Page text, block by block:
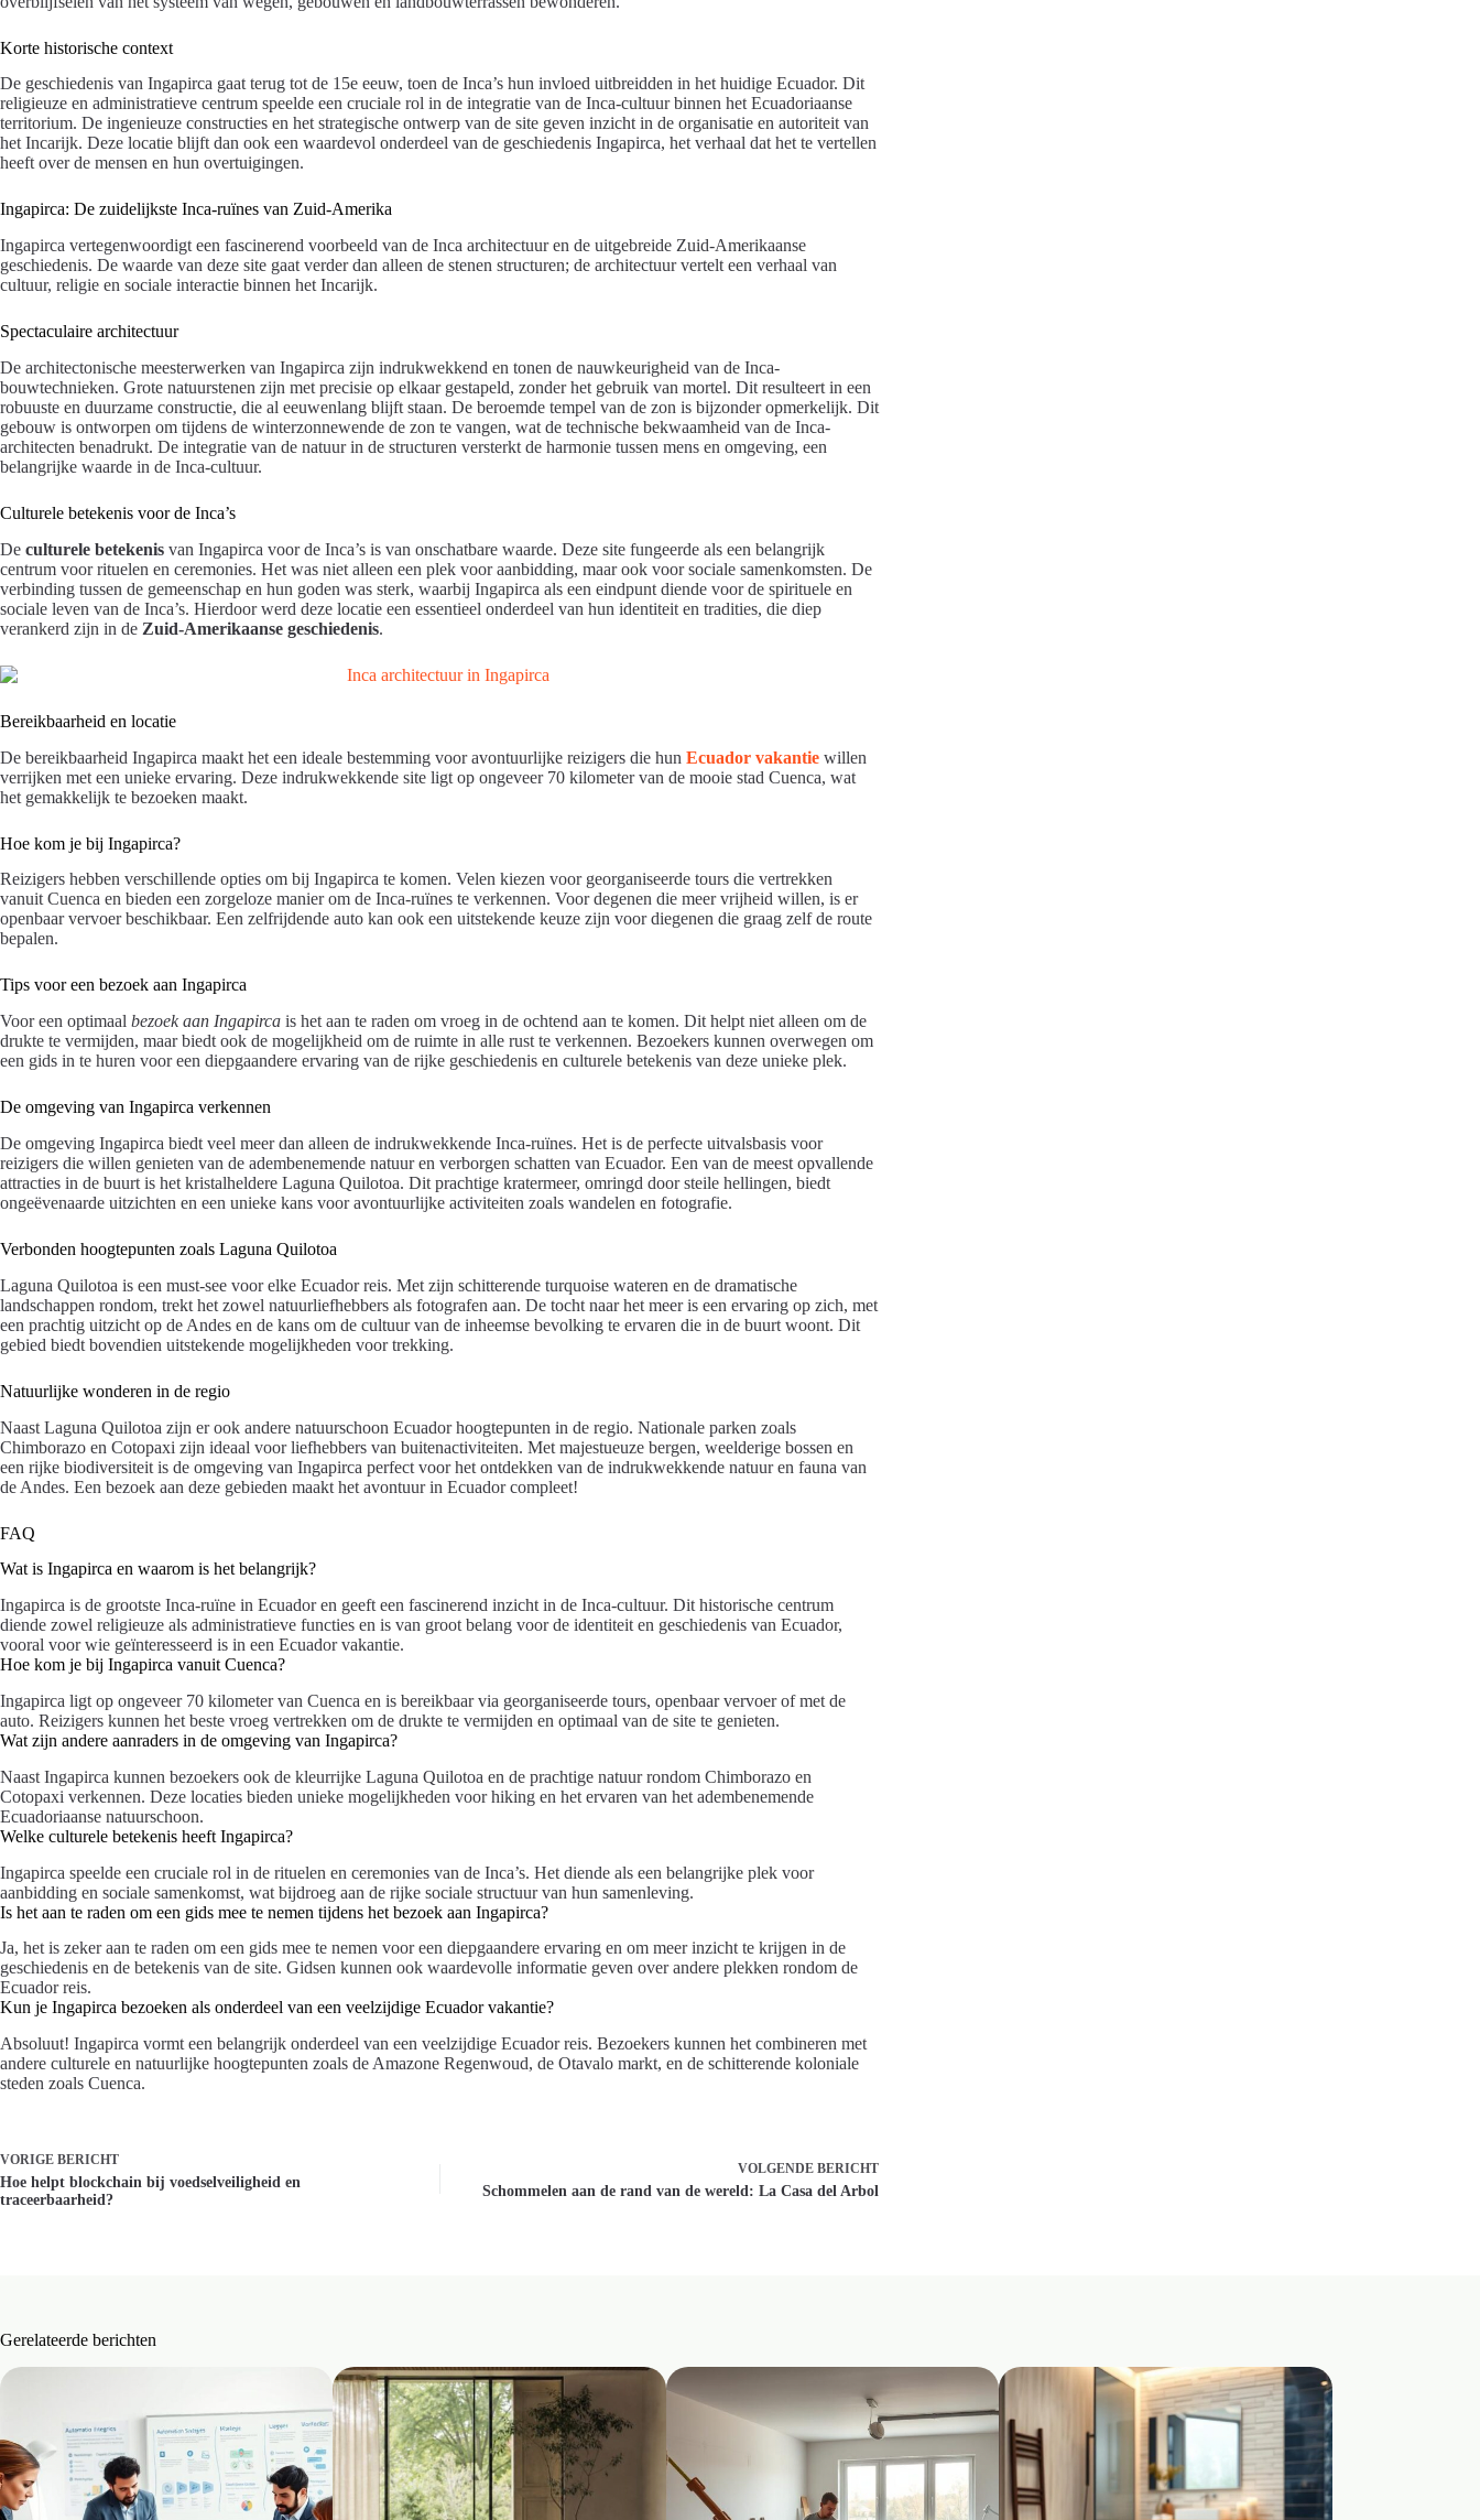
Korte historische context
De geschiedenis van Ingapirca gaat terug tot de 15e eeuw, toen de Inca’s hun invloed uitbreidden in het huidige Ecuador. Dit
religieuze en administratieve centrum speelde een cruciale rol in de integratie van de Inca-cultuur binnen het Ecuadoriaanse
territorium. De ingenieuze constructies en het strategische ontwerp van de site geven inzicht in de organisatie en autoriteit van
het Incarijk. Deze locatie blijft dan ook een waardevol onderdeel van de geschiedenis Ingapirca, het verhaal dat het te vertellen
heeft over de mensen en hun overtuigingen.
Ingapirca: De zuidelijkste Inca-ruïnes van Zuid-Amerika
Ingapirca vertegenwoordigt een fascinerend voorbeeld van de Inca architectuur en de uitgebreide Zuid-Amerikaanse
geschiedenis. De waarde van deze site gaat verder dan alleen de stenen structuren; de architectuur vertelt een verhaal van
cultuur, religie en sociale interactie binnen het Incarijk.
Spectaculaire architectuur
De architectonische meesterwerken van Ingapirca zijn indrukwekkend en tonen de nauwkeurigheid van de Inca-
bouwtechnieken. Grote natuurstenen zijn met precisie op elkaar gestapeld, zonder het gebruik van mortel. Dit resulteert in een
robuuste en duurzame constructie, die al eeuwenlang blijft staan. De beroemde tempel van de zon is bijzonder opmerkelijk. Dit
gebouw is ontworpen om tijdens de winterzonnewende de zon te vangen, wat de technische bekwaamheid van de Inca-
architecten benadrukt. De integratie van de natuur in de structuren versterkt de harmonie tussen mens en omgeving, een
belangrijke waarde in de Inca-cultuur.
Culturele betekenis voor de Inca’s
De culturele betekenis van Ingapirca voor de Inca’s is van onschatbare waarde. Deze site fungeerde als een belangrijk
centrum voor rituelen en ceremonies. Het was niet alleen een plek voor aanbidding, maar ook voor sociale samenkomsten. De
verbinding tussen de gemeenschap en hun goden was sterk, waarbij Ingapirca als een eindpunt diende voor de spirituele en
sociale leven van de Inca’s. Hierdoor werd deze locatie een essentieel onderdeel van hun identiteit en tradities, die diep
verankerd zijn in de Zuid-Amerikaanse geschiedenis.
Bereikbaarheid en locatie
De bereikbaarheid Ingapirca maakt het een ideale bestemming voor avontuurlijke reizigers die hun Ecuador vakantie willen
verrijken met een unieke ervaring. Deze indrukwekkende site ligt op ongeveer 70 kilometer van de mooie stad Cuenca, wat
het gemakkelijk te bezoeken maakt.
Hoe kom je bij Ingapirca?
Reizigers hebben verschillende opties om bij Ingapirca te komen. Velen kiezen voor georganiseerde tours die vertrekken
vanuit Cuenca en bieden een zorgeloze manier om de Inca-ruïnes te verkennen. Voor degenen die meer vrijheid willen, is er
openbaar vervoer beschikbaar. Een zelfrijdende auto kan ook een uitstekende keuze zijn voor diegenen die graag zelf de route
bepalen.
Tips voor een bezoek aan Ingapirca
Voor een optimaal bezoek aan Ingapirca is het aan te raden om vroeg in de ochtend aan te komen. Dit helpt niet alleen om de
drukte te vermijden, maar biedt ook de mogelijkheid om de ruimte in alle rust te verkennen. Bezoekers kunnen overwegen om
een gids in te huren voor een diepgaandere ervaring van de rijke geschiedenis en culturele betekenis van deze unieke plek.
De omgeving van Ingapirca verkennen
De omgeving Ingapirca biedt veel meer dan alleen de indrukwekkende Inca-ruïnes. Het is de perfecte uitvalsbasis voor
reizigers die willen genieten van de adembenemende natuur en verborgen schatten van Ecuador. Een van de meest opvallende
attracties in de buurt is het kristalheldere Laguna Quilotoa. Dit prachtige kratermeer, omringd door steile hellingen, biedt
ongeëvenaarde uitzichten en een unieke kans voor avontuurlijke activiteiten zoals wandelen en fotografie.
Verbonden hoogtepunten zoals Laguna Quilotoa
Laguna Quilotoa is een must-see voor elke Ecuador reis. Met zijn schitterende turquoise wateren en de dramatische
landschappen rondom, trekt het zowel natuurliefhebbers als fotografen aan. De tocht naar het meer is een ervaring op zich, met
een prachtig uitzicht op de Andes en de kans om de cultuur van de inheemse bevolking te ervaren die in de buurt woont. Dit
gebied biedt bovendien uitstekende mogelijkheden voor trekking.
Natuurlijke wonderen in de regio
Naast Laguna Quilotoa zijn er ook andere natuurschoon Ecuador hoogtepunten in de regio. Nationale parken zoals
Chimborazo en Cotopaxi zijn ideaal voor liefhebbers van buitenactiviteiten. Met majestueuze bergen, weelderige bossen en
een rijke biodiversiteit is de omgeving van Ingapirca perfect voor het ontdekken van de indrukwekkende natuur en fauna van
de Andes. Een bezoek aan deze gebieden maakt het avontuur in Ecuador compleet!
FAQ
Wat is Ingapirca en waarom is het belangrijk?
Ingapirca is de grootste Inca-ruïne in Ecuador en geeft een fascinerend inzicht in de Inca-cultuur. Dit historische centrum
diende zowel religieuze als administratieve functies en is van groot belang voor de identiteit en geschiedenis van Ecuador,
vooral voor wie geïnteresseerd is in een Ecuador vakantie.
Hoe kom je bij Ingapirca vanuit Cuenca?
Ingapirca ligt op ongeveer 70 kilometer van Cuenca en is bereikbaar via georganiseerde tours, openbaar vervoer of met de
auto. Reizigers kunnen het beste vroeg vertrekken om de drukte te vermijden en optimaal van de site te genieten.
Wat zijn andere aanraders in de omgeving van Ingapirca?
Naast Ingapirca kunnen bezoekers ook de kleurrijke Laguna Quilotoa en de prachtige natuur rondom Chimborazo en
Cotopaxi verkennen. Deze locaties bieden unieke mogelijkheden voor hiking en het ervaren van het adembenemende
Ecuadoriaanse natuurschoon.
Welke culturele betekenis heeft Ingapirca?
Ingapirca speelde een cruciale rol in de rituelen en ceremonies van de Inca’s. Het diende als een belangrijke plek voor
aanbidding en sociale samenkomst, wat bijdroeg aan de rijke sociale structuur van hun samenleving.
Is het aan te raden om een gids mee te nemen tijdens het bezoek aan Ingapirca?
Ja, het is zeker aan te raden om een gids mee te nemen voor een diepgaandere ervaring en om meer inzicht te krijgen in de
geschiedenis en de betekenis van de site. Gidsen kunnen ook waardevolle informatie geven over andere plekken rondom de
Ecuador reis.
Kun je Ingapirca bezoeken als onderdeel van een veelzijdige Ecuador vakantie?
Absoluut! Ingapirca vormt een belangrijk onderdeel van een veelzijdige Ecuador reis. Bezoekers kunnen het combineren met
andere culturele en natuurlijke hoogtepunten zoals de Amazone Regenwoud, de Otavalo markt, en de schitterende koloniale
steden zoals Cuenca.
VORIGE BERICHT
Hoe helpt blockchain bij voedselveiligheid en
traceerbaarheid?
VOLGENDEBERICHT
Schommelen aan de rand van de wereld: La Casa del Arbol
Gerelateerde berichten